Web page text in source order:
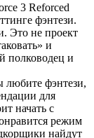
3 Reforced
фэнтези.
Это не проект
и
полководец и
любите фэнтези,
для
начать с
режим
найдут